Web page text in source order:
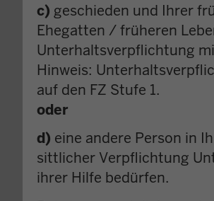
c) geschieden und Ihrer
Ehegatten / früheren
Unterhaltsverpflichtung
Hinweis:
auf den FZ Stufe 1.
oder
d) eine andere Person in
sittlicher Verpflichtung
ihrer Hilfe bedürfen.